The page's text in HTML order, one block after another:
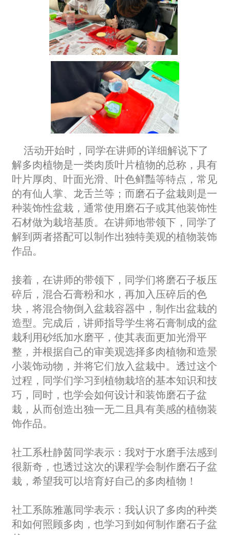
活动开始时，同学在讲师的详细解说下了
解多肉植物是一类肉质叶片植物的总称，具有
叶片厚肉、叶面光滑、叶色鲜豔等特点，常见
的有仙人掌、龙舌兰等；而磨石子盆栽则是一
种装饰性盆栽，通常使用磨石子或其他装饰性
石材做为栽培基质。在讲师地带领下，同学了
解到两者搭配可以制作出独特美观的植物装饰
作品。
接着，在讲师的带领下，同学们将磨石子板压
碎后，混合石膏粉和水，再加入压碎后的色
块，将混合物倒入盆栽容器中，制作出盆栽的
造型。完成后，讲师指导学生将石膏制成的盆
栽利用砂纸加水磨平，使其表面更加光滑平
整，并根据自己的审美观选择多肉植物和造景
小装饰动物，并将它们放入盆栽中。透过这个
过程，同学们学习到植物栽培的基本知识和技
巧，同时，也学会如何设计和装饰磨石子盆
栽，从而创造出独一无二且具有美感的植物装
饰作品。
社工系杜静茵同学表示：我对于水磨手法感到
很新奇，也透过这次的课程学会制作磨石子盆
栽，希望我可以培育好自己的多肉植物！
社工系陈雅蕙同学表示：我认识了多肉的种类
和如何照顾多肉，也学习到如何制作磨石子盆